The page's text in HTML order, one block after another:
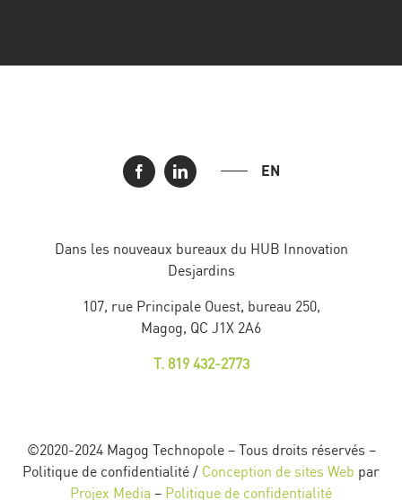
EN
Dans les nouveaux bureaux du HUB Innovation
Desjardins
107, rue Principale Ouest, bureau 250,
Magog, QC J1X 2A6
T. 819 432-2773
©2020-2024 Magog Technopole – Tous droits réservés –
Politique de confidentialité / Conception de sites Web par
Projex Media – Politique de confidentialité